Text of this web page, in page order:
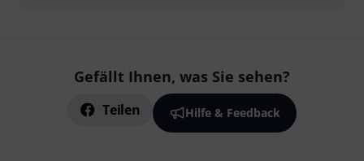
Gefällt Ihnen, was Sie sehen?
Teilen Hilfe & Feedback